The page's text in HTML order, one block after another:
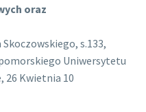
oraz
s.133,
Uniwersytetu
26 Kwietnia 10